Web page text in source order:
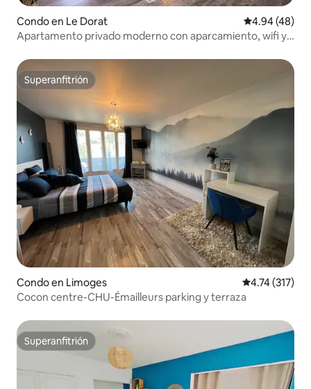
Condo en Le Dorat Calificación
4.94 (48)
Apartamento privado moderno con aparcamiento, wifi y
Superanfitrión
Superanfitrión
Condo en Limoges Calificación
4.74 (317)
Cocon centre-CHU-Émailleurs parking y terraza
Superanfitrión
Superanfitrión